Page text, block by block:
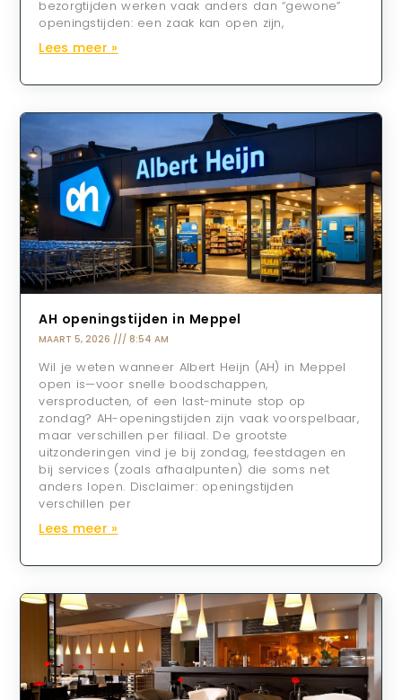
bezorgtijden werken vaak anders dan “gewone”
openingstijden: een zaak kan open zijn,
Lees meer »
AH openingstijden in Meppel
MAART 5, 2026 8:54 AM
Wil je weten wanneer Albert Heijn (AH) in Meppel
open is—voor snelle boodschappen,
versproducten, of een last-minute stop op
zondag? AH-openingstijden zijn vaak voorspelbaar,
maar verschillen per filiaal. De grootste
uitzonderingen vind je bij zondag, feestdagen en
bij services (zoals afhaalpunten) die soms net
anders lopen. Disclaimer: openingstijden
verschillen per
Lees meer »